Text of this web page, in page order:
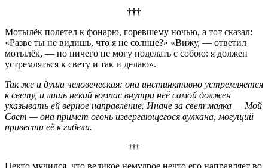
†††
Мотылёк полетел к фонарю, горевшему ночью, а тот сказал:
«Разве ты не видишь, что я не солнце?» «Вижу, — ответил
мотылёк, — но ничего не могу поделать с собою: я должен
устремляться к свету и так и делаю».
Так же и душа человеческая: она инстинктивно устремляется
к свету, и лишь некий компас внутри неё самой должен
указывать ей верное направление. Иначе за свет маяка — Мой
Свет — она примет огонь извергающегося вулкана, могущий
привести её к гибели.
†††
Некто мучился, что великое немудрое нечто его направляет во